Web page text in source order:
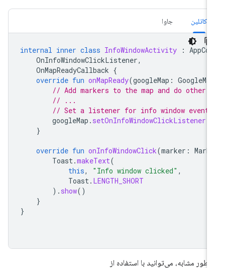
کاتلین
internal inner class InfoWindowActivity :
OnInfoWindowClickListener
OnMapReadyCallback
override
fun onMapReady(googleMap:
// Add markers to the map and do other
// ...
// Set a listener for info window
googleMap.setOnInfoWindowClickListener
override fun onInfoWindowClick(marker:
Toast.makeText
this , "Info window clicked"
Toast.LENGTH_SHORT
).show
طور مشابه، می‌توانید با استفاده از